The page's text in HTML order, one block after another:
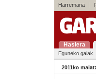
Harremana
Hasiera
Eguneko gaiak
2011ko